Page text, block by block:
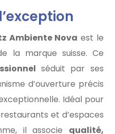
Ambiente Nova est le
la marque suisse. Ce
séduit par ses
d’ouverture précis
Idéal pour
et d’espaces
il associe qualité,